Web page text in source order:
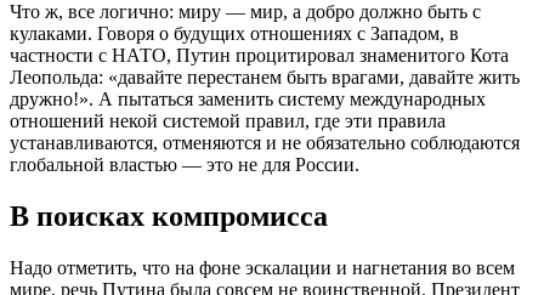
Что ж, все логично: миру — мир, а добро должно быть с
кулаками. Говоря о будущих отношениях с Западом, в
частности с НАТО, Путин процитировал знаменитого Кота
Леопольда: «давайте перестанем быть врагами, давайте жить
дружно!». А пытаться заменить систему международных
отношений некой системой правил, где эти правила
устанавливаются, отменяются и не обязательно соблюдаются
глобальной властью — это не для России.
В поисках компромисса
Надо отметить, что на фоне эскалации и нагнетания во всем
мире, речь Путина была совсем не воинственной. Президент